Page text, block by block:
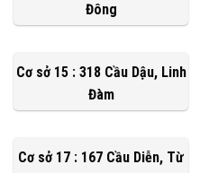
Đông
Cơ sở 15 : 318 Cầu Dậu, Linh
Đàm
Cơ sở 17 : 167 Cầu Diễn, Từ